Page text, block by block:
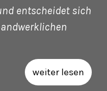
entscheidet sich
weiter lesen